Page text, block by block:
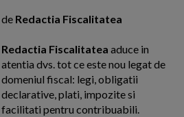
de Redactia Fiscalitatea
Redactia Fiscalitatea aduce in
atentia dvs. tot ce este nou legat de
domeniul fiscal: legi, obligatii
declarative, plati, impozite si
facilitati pentru contribuabili.